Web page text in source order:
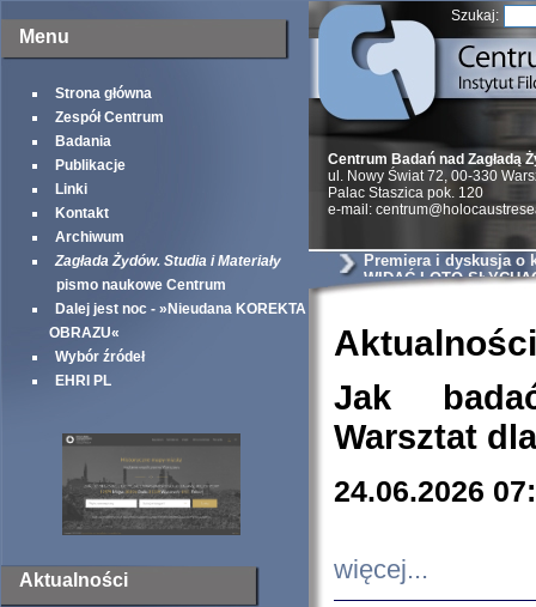
Menu
Strona główna
Zespół Centrum
Badania
Publikacje
Linki
Kontakt
Archiwum
Zagłada Żydów. Studia i Materiały
pismo naukowe Centrum
Dalej jest noc - »Nieudana KOREKTA
OBRAZU«
Wybór źródeł
EHRI PL
Aktualności
Szukaj:
Centrum Badań nad Zagładą
ul. Nowy Świat 72, 00-330
Palac Staszica pok. 120
e-mail:
Premiera i dyskusja o
WIDAĆ I OTO
Aktualności
Jak
Warsztat
24.06.2026
więcej...